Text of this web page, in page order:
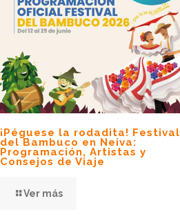
¡Péguese la rodadita! Festival
del Bambuco en Neiva:
Programación, Artistas y
Consejos de Viaje
Ver más